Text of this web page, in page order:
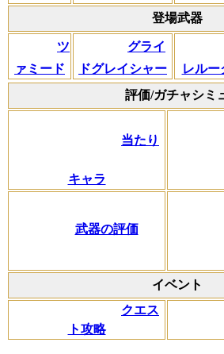
登場武器
ツ
ァミード
グライ
ドグレイシャー
レルー
評価/ガチャシミ
当たり
キャラ
武器の評価
イベント
クエス
ト攻略